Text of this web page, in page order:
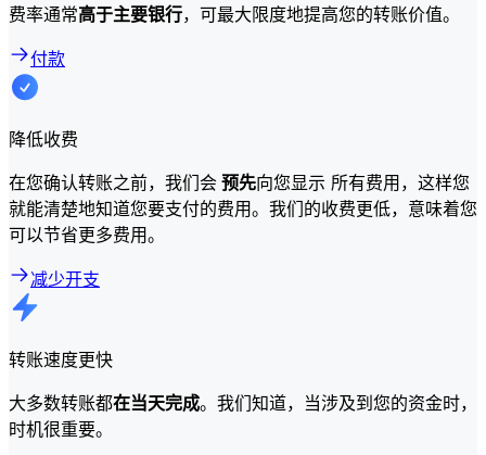
费率通常高于主要银行，可最大限度地提高您的转账价值。
付款
降低收费
在您确认转账之前，我们会 预先向您显示 所有费用，这样您
就能清楚地知道您要支付的费用。我们的收费更低，意味着您
可以节省更多费用。
减少开支
转账速度更快
大多数转账都在当天完成。我们知道，当涉及到您的资金时，
时机很重要。